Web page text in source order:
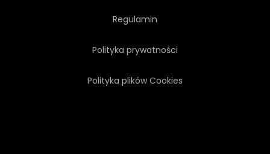
Regulamin
Polityka prywatności
Polityka plików Cookies